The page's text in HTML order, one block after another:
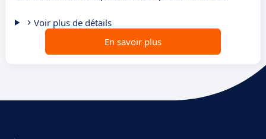
Voir plus de détails
En savoir plus